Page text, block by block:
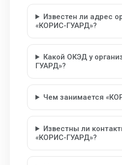
Известен ли адрес
«КОРИС-ГУАРД»?
Какой ОКЭД у
ГУАРД»?
Чем занимается
Известны ли
«КОРИС-ГУАРД»?